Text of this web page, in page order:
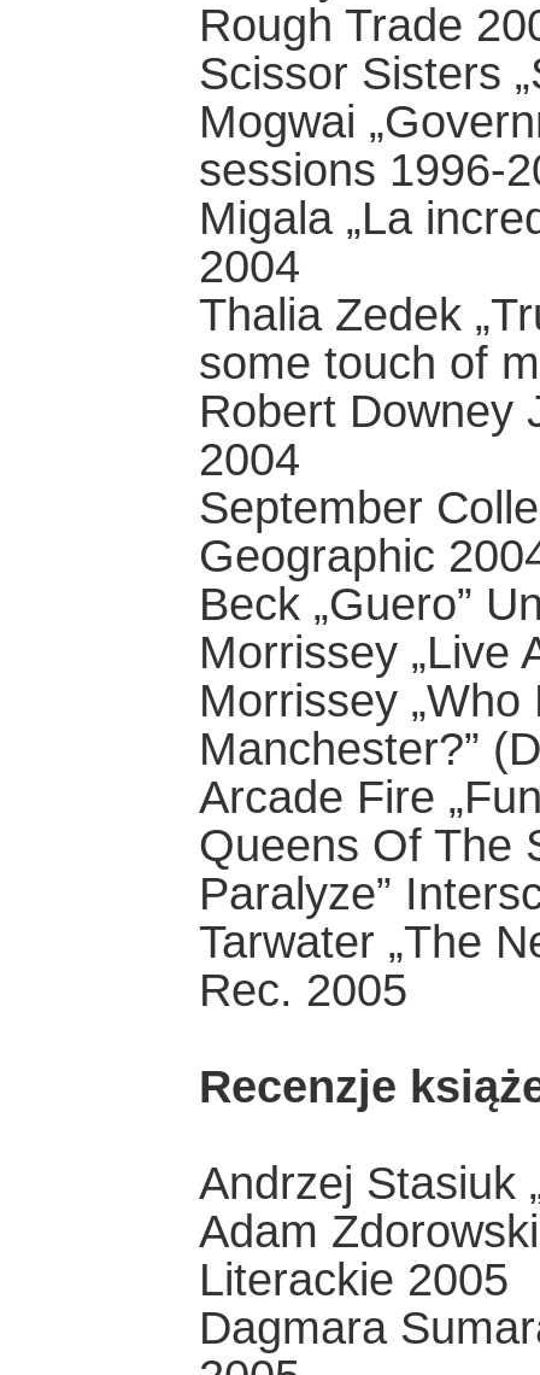
Rough Trade
Scissor Sisters
Mogwai
sessions 1996-
Migala „La
2004
Thalia Zedek
some touch of
Robert Downey
2004
September
Geographic
Beck „Guero”
Morrissey „Live
Morrissey
Manchester?”
Arcade Fire
Queens Of The
Paralyze”
Tarwater „The
Rec. 2005
Recenzje
Andrzej Stasiuk
Adam
Literackie 2005
Dagmara